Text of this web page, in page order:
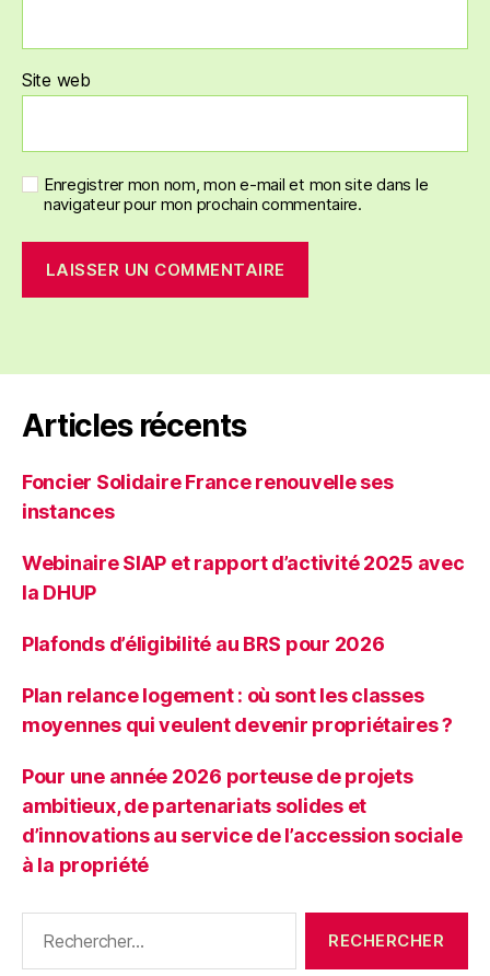
Site web
Enregistrer mon nom, mon e-mail et mon site dans le
navigateur pour mon prochain commentaire.
Articles récents
Foncier Solidaire France renouvelle ses
instances
Webinaire SIAP et rapport d’activité 2025 avec
la DHUP
Plafonds d’éligibilité au BRS pour 2026
Plan relance logement : où sont les classes
moyennes qui veulent devenir propriétaires ?
Pour une année 2026 porteuse de projets
ambitieux, de partenariats solides et
d’innovations au service de l’accession sociale
à la propriété